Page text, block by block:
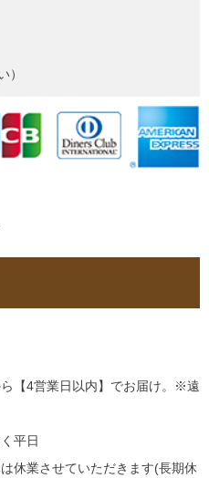
）
【4営業日以内】でお届け。※遠
平日
休業させていただきます(長期休